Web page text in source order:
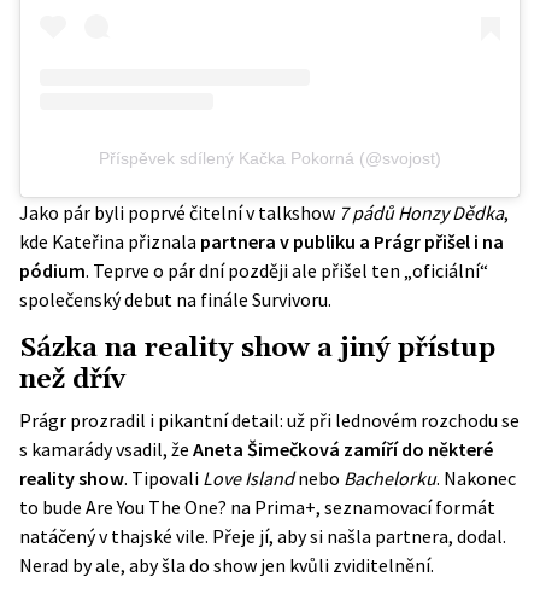
Příspěvek sdílený Kačka Pokorná (@svojost)
Jako pár byli poprvé čitelní v talkshow 7 pádů Honzy Dědka,
kde Kateřina přiznala partnera v publiku a Prágr přišel i na
pódium. Teprve o pár dní později ale přišel ten „oficiální“
společenský debut na finále Survivoru.
Sázka na reality show a jiný přístup
než dřív
Prágr prozradil i pikantní detail: už při lednovém rozchodu se
s kamarády vsadil, že Aneta Šimečková zamíří do některé
reality show. Tipovali Love Islandnebo Bachelorku. Nakonec
to bude Are You The One? na Prima+, seznamovací formát
natáčený v thajské vile. Přeje jí, aby si našla partnera, dodal.
Nerad by ale, aby šla do show jen kvůli zviditelnění.